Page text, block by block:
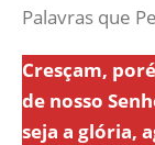
Palavras que
Cresçam,
de nosso
seja a glória,